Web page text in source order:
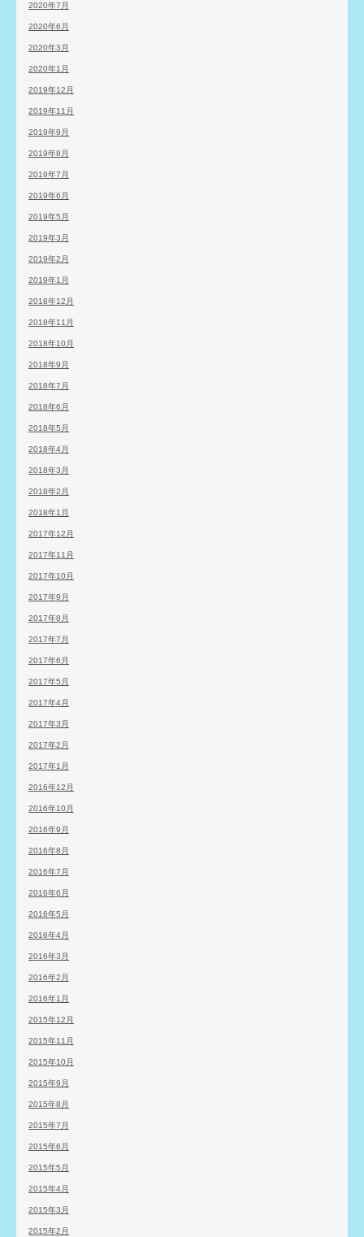
2020年7月
2020年6月
2020年3月
2020年1月
2019年12月
2019年11月
2019年9月
2019年8月
2019年7月
2019年6月
2019年5月
2019年3月
2019年2月
2019年1月
2018年12月
2018年11月
2018年10月
2018年9月
2018年7月
2018年6月
2018年5月
2018年4月
2018年3月
2018年2月
2018年1月
2017年12月
2017年11月
2017年10月
2017年9月
2017年8月
2017年7月
2017年6月
2017年5月
2017年4月
2017年3月
2017年2月
2017年1月
2016年12月
2016年10月
2016年9月
2016年8月
2016年7月
2016年6月
2016年5月
2016年4月
2016年3月
2016年2月
2016年1月
2015年12月
2015年11月
2015年10月
2015年9月
2015年8月
2015年7月
2015年6月
2015年5月
2015年4月
2015年3月
2015年2月